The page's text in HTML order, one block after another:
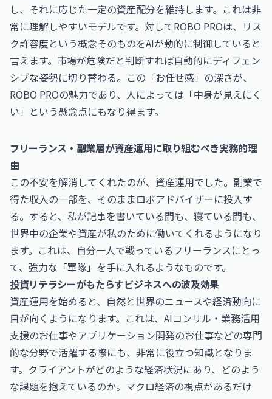
し、それに応じた一定の資産配分を維持します。これは非
常に理解しやすいモデルです。対してROBO PROは、リス
ク許容度という概念そのものをAIが動的に制御していると
言えます。市場が危険だと判断すれば自動的にディフェン
シブな姿勢に切り替わる。この「お任せ感」の深さが、
ROBO PROの魅力であり、人によっては「中身が見えにく
い」という懸念点にもなり得ます。
フリーランス・副業層が資産運用に取り組むべき実務的理
由
この不安を解消してくれたのが、資産運用でした。副業で
得た収入の一部を、そのままロボアドバイザーに投入す
る。すると、私が記事を書いている間も、寝ている間も、
世界中の企業や資産が私のために働いてくれるようになり
ます。これは、自分一人で戦っているフリーランスにとっ
て、強力な「軍隊」を手に入れるようなものです。
投資リテラシーがもたらすビジネスへの波及効果
資産運用を始めると、自然と世界のニュースや経済動向に
目が向くようになります。これは、 AIコンサル・業務活用
支援のお仕事やアプリケーション開発のお仕事などの専門
的な分野で活躍する際にも、非常に役立つ知識となりま
す。クライアントがどのような経済状況にあり、どのよう
な課題を抱えているのか。マクロ経済の視点があるだけ